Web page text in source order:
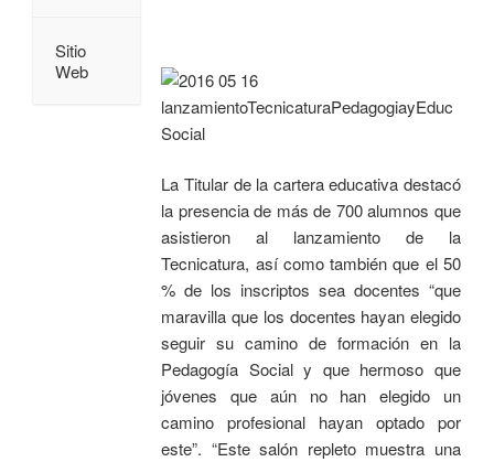
La Titular de la cartera educativa destacó
la presencia de más de 700 alumnos que
asistieron al lanzamiento de la
Tecnicatura, así como también que el 50
% de los inscriptos sea docentes “que
maravilla que los docentes hayan elegido
seguir su camino de formación en la
Pedagogía Social y que hermoso que
jóvenes que aún no han elegido un
camino profesional hayan optado por
este”. “Este salón repleto muestra una
Sitio
Web